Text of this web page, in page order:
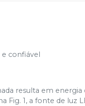
confiável
resulta em
Fig. 1, a fonte de luz